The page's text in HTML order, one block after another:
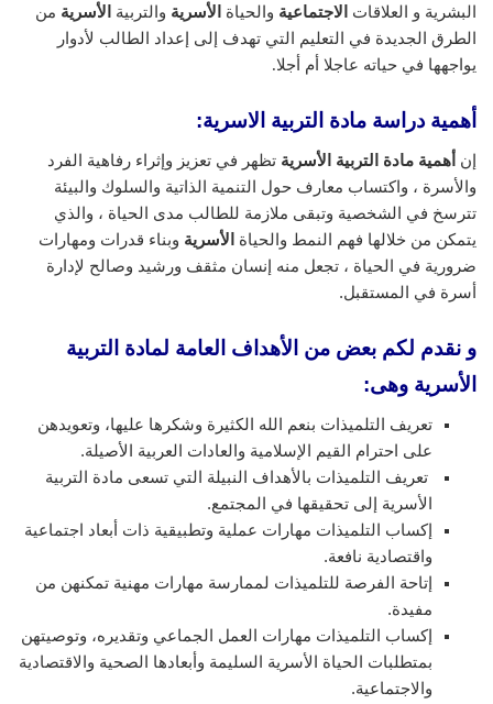
البشرية و العلاقات
الاجتماعية والحياة الأسرية والتربية الأسرية من
الطرق الجديدة في التعليم التي تهدف إلى إعداد الطالب لأدوار
يواجهها في حياته عاجلا أم أجلا.
أهمية دراسة مادة التربية الاسرية:
إن أهمية مادة التربية الأسرية تظهر في تعزيز وإثراء رفاهية الفرد
والأسرة ، واكتساب معارف حول التنمية الذاتية والسلوك والبيئة
تترسخ في الشخصية وتبقى ملازمة للطالب مدى الحياة ، والذي
يتمكن من خلالها فهم النمط والحياة الأسرية وبناء قدرات ومهارات
ضرورية في الحياة ، تجعل منه إنسان مثقف ورشيد وصالح لإدارة
أسرة في المستقبل.
و نقدم لكم بعض من الأهداف العامة لمادة التربية
الأسرية وهى:
تعريف التلميذات بنعم الله الكثيرة وشكرها عليها، وتعويدهن
على احترام القيم الإسلامية والعادات العربية الأصيلة.
تعريف التلميذات بالأهداف النبيلة التي تسعى مادة التربية
الأسرية إلى تحقيقها في المجتمع.
إكساب التلميذات مهارات عملية وتطبيقية ذات أبعاد اجتماعية
واقتصادية نافعة.
إتاحة الفرصة للتلميذات لممارسة مهارات مهنية تمكنهن من
مفيدة.
إكساب التلميذات مهارات العمل الجماعي وتقديره، وتوصيتهن
بمتطلبات الحياة الأسرية السليمة وأبعادها الصحية والاقتصادية
والاجتماعية.